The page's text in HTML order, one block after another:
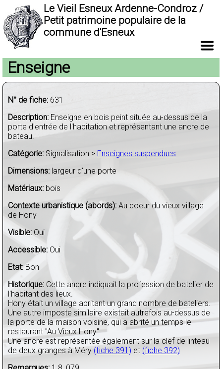
Le Vieil Esneux Ardenne-Condroz /
Petit patrimoine populaire de la
commune d'Esneux
Enseigne
N° de fiche: 631
Description: Enseigne en bois peint située au-dessus de la
porte d'entrée de l'habitation et représentant une ancre de
bateau.
Catégorie: Signalisation > Enseignes suspendues
Dimensions: largeur d'une porte
Matériaux: bois
Contexte urbanistique (abords): Au coeur du vieux village
de Hony
Visible:Oui
Accessible: Oui
Etat:Bon
Historique: Cette ancre indiquait la profession de batelier de
l'habitant des lieux.
Hony était un village abritant un grand nombre de bateliers.
Une autre imposte similaire existait autrefois au-dessus de
la porte de la maison voisine, qui a abrité un temps le
restaurant "Au Vieux Hony"
Une ancre est représentée également sur la clef de linteau
de deux granges à Méry (fiche 391) et (fiche 392)